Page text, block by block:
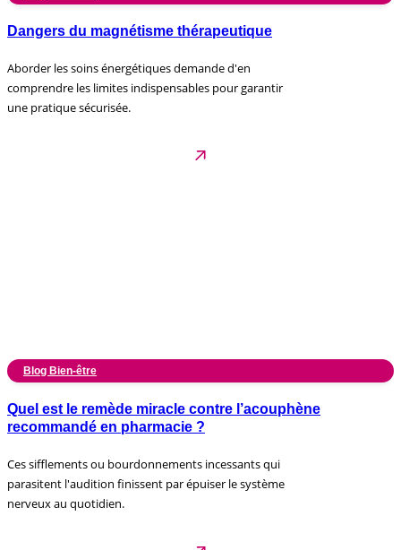
Dangers du magnétisme thérapeutique
Aborder les soins énergétiques demande d'en
comprendre les limites indispensables pour garantir
une pratique sécurisée.
Blog Bien-être
Quel est le remède miracle contre l’acouphène
recommandé en pharmacie ?
Ces sifflements ou bourdonnements incessants qui
parasitent l'audition finissent par épuiser le système
nerveux au quotidien.